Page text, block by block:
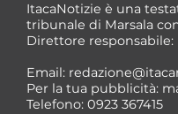
ItacaNotizie è una
tribunale di Marsala
Direttore
Email:
Per la tua pubblicità:
Telefono: 0923 367415